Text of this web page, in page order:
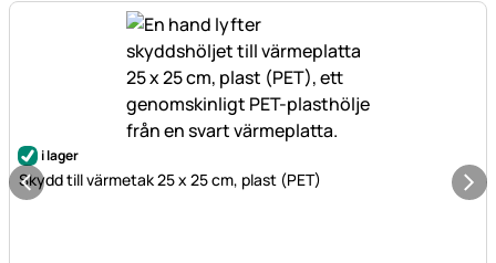
i lager
Skydd till värmetak 25 x 25 cm, plast (PET)